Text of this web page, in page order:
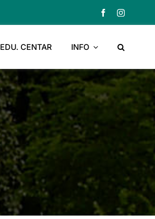
EDU. CENTAR INFO